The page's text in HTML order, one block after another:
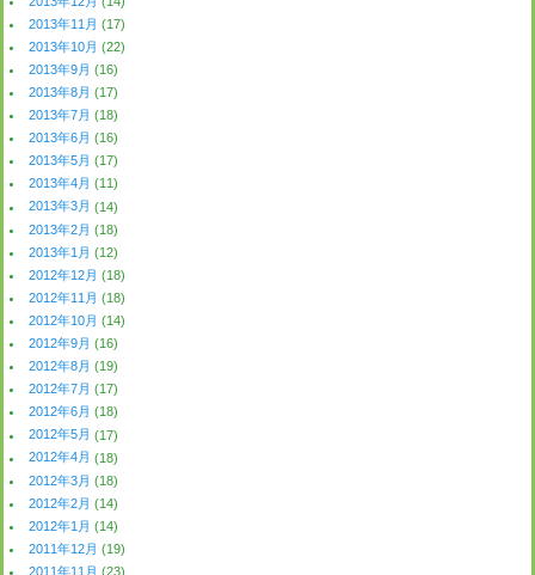
2013年11月 (17)
2013年10月 (22)
2013年9月 (16)
2013年8月 (17)
2013年7月 (18)
2013年6月 (16)
2013年5月 (17)
2013年4月 (11)
2013年3月 (14)
2013年2月 (18)
2013年1月 (12)
2012年12月 (18)
2012年11月 (18)
2012年10月 (14)
2012年9月 (16)
2012年8月 (19)
2012年7月 (17)
2012年6月 (18)
2012年5月 (17)
2012年4月 (18)
2012年3月 (18)
2012年2月 (14)
2012年1月 (14)
2011年12月 (19)
2011年11月 (23)